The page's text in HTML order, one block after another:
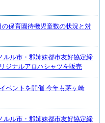
保育園待機児童数の状況と対
ルル市・郡姉妹都市友好協定締
ジナルアロハシャツを販売
ベントを開催 今年も茅ヶ崎
ルル市・郡姉妹都市友好協定締